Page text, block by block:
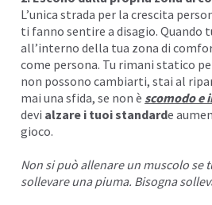
L’unica strada per la crescita
ti fanno sentire a disagio. Quando
all’interno della tua zona di
come persona. Tu rimani statico
non possono cambiarti, stai al
mai una sfida, se non è scomodo e
devi alzare i tuoi standarde
gioco.
Non si può allenare un muscolo se
sollevare una piuma. Bisogna